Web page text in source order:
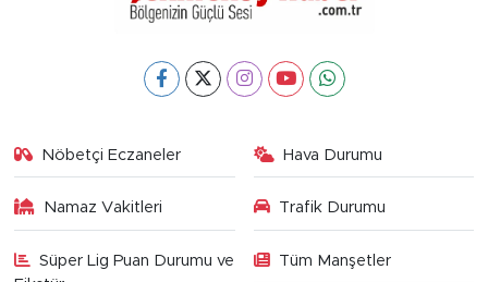
Nöbetçi Eczaneler Hava Durumu
Namaz Vakitleri Trafik Durumu
Süper Lig Puan Durumu ve
Tüm Manşetler